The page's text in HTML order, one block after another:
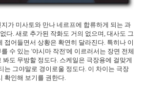
가 미사토와 만나 네르프에 합류하게 되는 과
다. 새로 추가된 작화도 거의 없으며, 대사도 그
접어들면서 상황은 확연히 달라진다. 특히나 이
수 있는 '야시마 작전'에 이르러서는 장면 전체
봐도 무방할 정도다. 스케일은 극장용에 걸맞게
는 그야말로 경이로울 정도다. 이 차이는 극장
확인해 보기를 권한다.